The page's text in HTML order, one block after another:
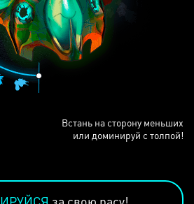
Встань на сторону меньших
или доминируй с толпой!